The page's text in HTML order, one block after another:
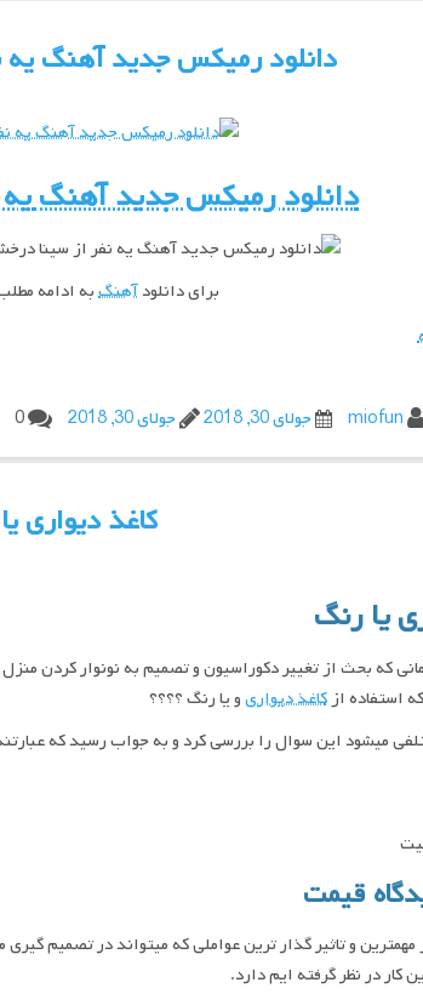
دانلود رمیکس جدید آهنگ یه
دانلود رمیکس جدید آهنگ
برایدانلودآهنگبه ادامه
miofun جولای 30, 2018 جولای 30, 2018 0
کاغذ دیواری
یا رنگ
که بحث از تغییر دکوراسیون و تصمیم به نونوار کردن
استفاده ازکاغذ دیواریو یا رنگ ؟؟؟؟
میشود این سوال را بررسی کرد و به جواب رسید که
قیمت
و تاثیر گذار ترین عواملی که میتواند در تصمیم
کار در نظر گرفته ایم دارد.